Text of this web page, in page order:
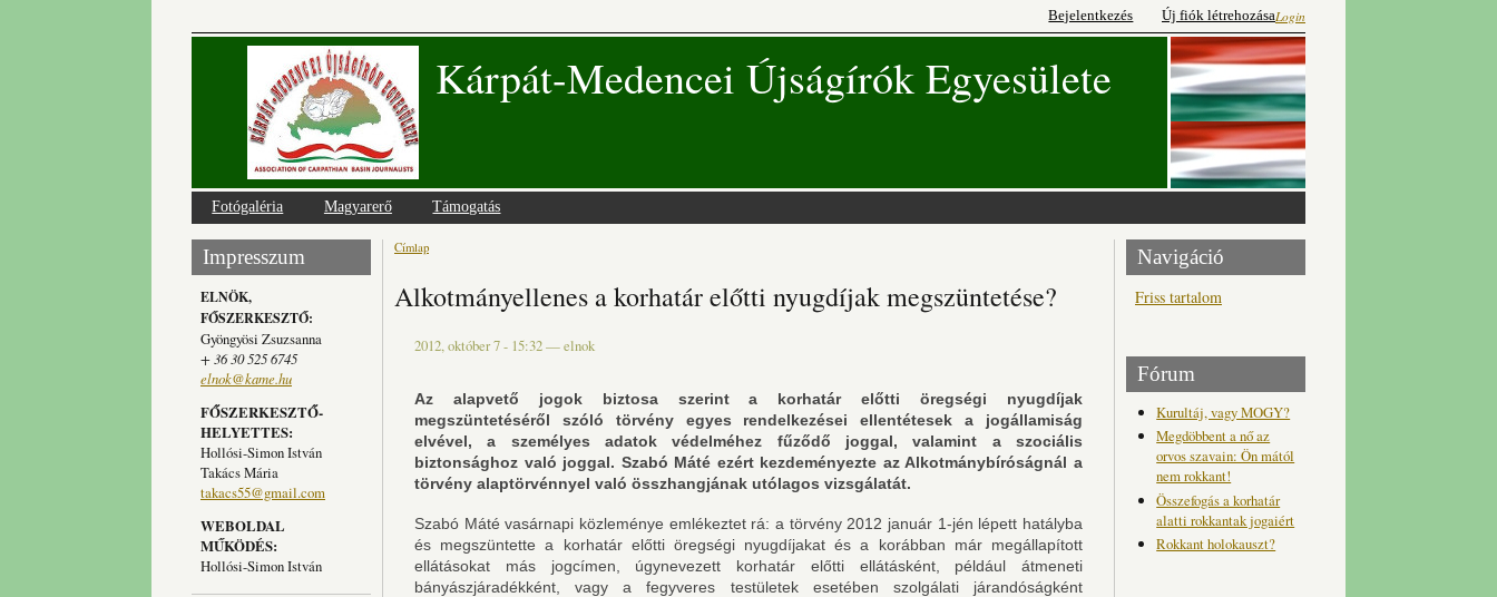
Login
Bejelentkezés Új fiók létrehozása
Kárpát-Medencei Újságírók Egyesülete
Fotógaléria Magyarerő Támogatás
Impresszum
ELNÖK,
FŐSZERKESZTŐ:
Gyöngyösi Zsuzsanna
+ 36 30 525 6745
elnok@kame.hu
FŐSZERKESZTŐ-
HELYETTES:
Hollósi-Simon István
Takács Mária
takacs55@gmail.com
WEBOLDAL
MŰKÖDÉS:
Hollósi-Simon István
Jelenlegi hely
Címlap
Alkotmányellenes a korhatár előtti nyugdíjak megszüntetése?
2012, október 7 - 15:32—elnok
Az alapvető jogok biztosa szerint a korhatár előtti öregségi nyugdíjak
megszüntetéséről szóló törvény egyes rendelkezései ellentétesek a jogállamiság
elvével, a személyes adatok védelméhez fűződő joggal, valamint a szociális
biztonsághoz való joggal. Szabó Máté ezért kezdeményezte az Alkotmánybíróságnál a
törvény alaptörvénnyel való összhangjának utólagos vizsgálatát.
Szabó Máté vasárnapi közleménye emlékeztet rá: a törvény 2012 január 1-jén lépett hatályba
és megszüntette a korhatár előtti öregségi nyugdíjakat és a korábban már megállapított
ellátásokat más jogcímen, úgynevezett korhatár előtti ellátásként, például átmeneti
bányászjáradékként, vagy a fegyveres testületek esetében szolgálati járandóságként
Navigáció
Friss tartalom
Fórum
Kurultáj, vagy MOGY?
Megdöbbent a nő az
orvos szavain: Ön mától
nem rokkant!
Összefogás a korhatár
alatti rokkantak jogaiért
Rokkant holokauszt?